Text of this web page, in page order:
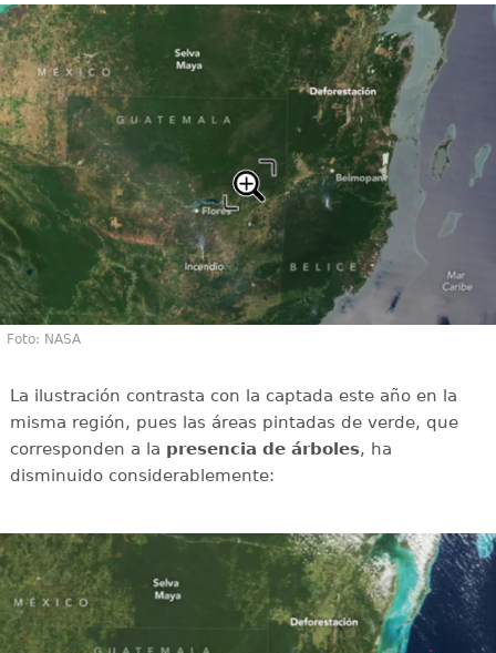
Foto: NASA
La ilustración contrasta con la captada este año en la
misma región, pues las áreas pintadas de verde, que
corresponden a la presencia de árboles, ha
disminuido considerablemente: